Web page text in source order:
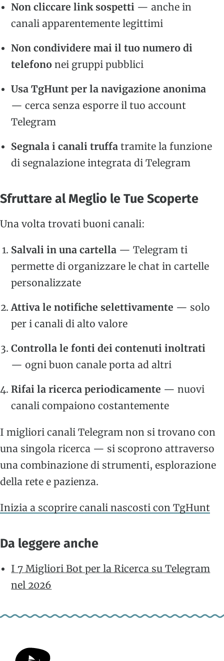
Non cliccare link sospetti — anche in
canali apparentemente legittimi
Non condividere mai il tuo numero di
telefono nei gruppi pubblici
Usa TgHunt per la navigazione anonima
— cerca senza esporre il tuo account
Telegram
Segnala i canali truffa tramite la funzione
di segnalazione integrata di Telegram
Sfruttare al Meglio le Tue Scoperte
Una volta trovati buoni canali:
Salvali in una cartella — Telegram ti
permette di organizzare le chat in cartelle
personalizzate
Attiva le notifiche selettivamente — solo
per i canali di alto valore
Controlla le fonti dei contenuti inoltrati
— ogni buon canale porta ad altri
Rifai la ricerca periodicamente — nuovi
canali compaiono costantemente
I migliori canali Telegram non si trovano con
una singola ricerca — si scoprono attraverso
una combinazione di strumenti, esplorazione
della rete e pazienza.
Inizia a scoprire canali nascosti con TgHunt
Da leggere anche
I 7 Migliori Bot per la Ricerca su Telegram
nel 2026